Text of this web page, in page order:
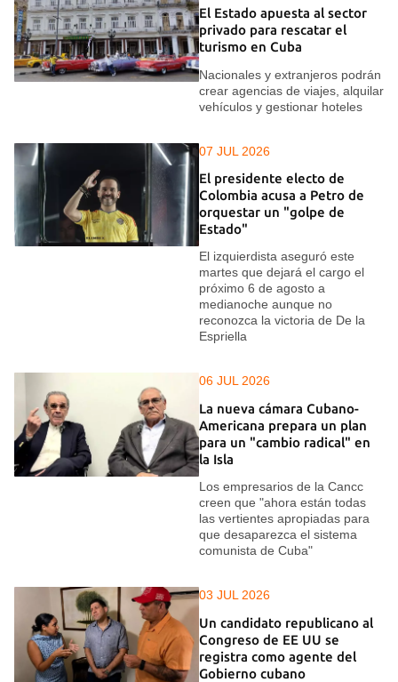
El Estado apuesta al sector
privado para rescatar el
turismo en Cuba
Nacionales y extranjeros podrán
crear agencias de viajes, alquilar
vehículos y gestionar hoteles
07 JUL 2026
El presidente electo de
Colombia acusa a Petro de
orquestar un "golpe de
Estado"
El izquierdista aseguró este
martes que dejará el cargo el
próximo 6 de agosto a
medianoche aunque no
reconozca la victoria de De la
Espriella
06 JUL 2026
La nueva cámara Cubano-
Americana prepara un plan
para un "cambio radical" en
la Isla
Los empresarios de la Cancc
creen que "ahora están todas
las vertientes apropiadas para
que desaparezca el sistema
comunista de Cuba"
03 JUL 2026
Un candidato republicano al
Congreso de EE UU se
registra como agente del
Gobierno cubano